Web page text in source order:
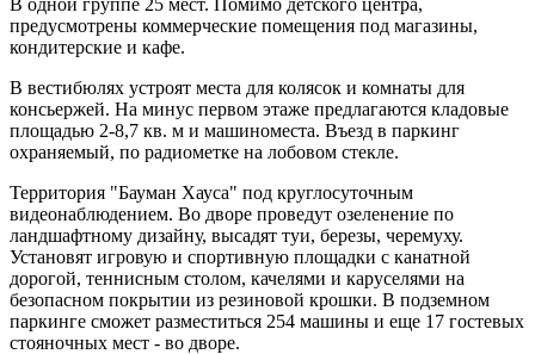
предусмотрены коммерческие помещения под магазины,
кондитерские и кафе.
В вестибюлях устроят места для колясок и комнаты для
консьержей. На минус первом этаже предлагаются кладовые
площадью 2-8,7 кв. м и машиноместа. Въезд в паркинг
охраняемый, по радиометке на лобовом стекле.
Территория "Бауман Хауса" под круглосуточным
видеонаблюдением. Во дворе проведут озеленение по
ландшафтному дизайну, высадят туи, березы, черемуху.
Установят игровую и спортивную площадки с канатной
дорогой, теннисным столом, качелями и каруселями на
безопасном покрытии из резиновой крошки. В подземном
паркинге сможет разместиться 254 машины и еще 17 гостевых
стояночных мест - во дворе.